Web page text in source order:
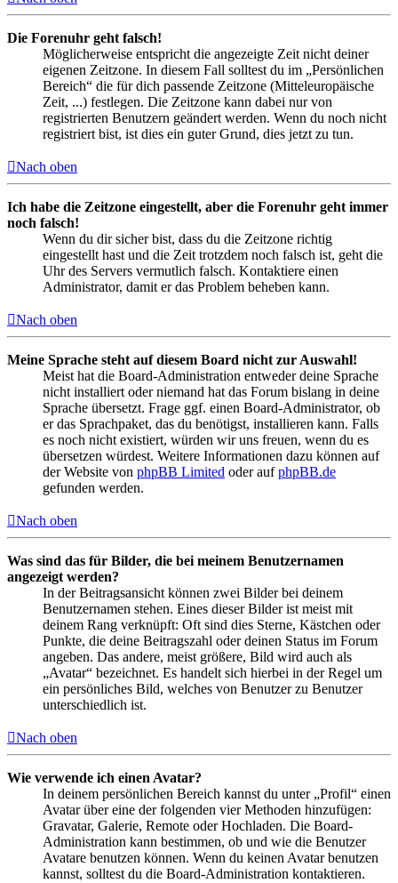
Die Forenuhr geht falsch!
Möglicherweise entspricht die angezeigte Zeit nicht deiner
eigenen Zeitzone. In diesem Fall solltest du im „Persönlichen
Bereich“ die für dich passende Zeitzone (Mitteleuropäische
Zeit, ...) festlegen. Die Zeitzone kann dabei nur von
registrierten Benutzern geändert werden. Wenn du noch nicht
registriert bist, ist dies ein guter Grund, dies jetzt zu tun.
Nach oben
Ich habe die Zeitzone eingestellt, aber die Forenuhr geht immer
noch falsch!
Wenn du dir sicher bist, dass du die Zeitzone richtig
eingestellt hast und die Zeit trotzdem noch falsch ist, geht die
Uhr des Servers vermutlich falsch. Kontaktiere einen
Administrator, damit er das Problem beheben kann.
Nach oben
Meine Sprache steht auf diesem Board nicht zur Auswahl!
Meist hat die Board-Administration entweder deine Sprache
nicht installiert oder niemand hat das Forum bislang in deine
Sprache übersetzt. Frage ggf. einen Board-Administrator, ob
er das Sprachpaket, das du benötigst, installieren kann. Falls
es noch nicht existiert, würden wir uns freuen, wenn du es
übersetzen würdest. Weitere Informationen dazu können auf
der Website von phpBB Limited oder aufphpBB.de
gefunden werden.
Nach oben
Was sind das für Bilder, die bei meinem Benutzernamen
angezeigt werden?
In der Beitragsansicht können zwei Bilder bei deinem
Benutzernamen stehen. Eines dieser Bilder ist meist mit
deinem Rang verknüpft: Oft sind dies Sterne, Kästchen oder
Punkte, die deine Beitragszahl oder deinen Status im Forum
angeben. Das andere, meist größere, Bild wird auch als
„Avatar“ bezeichnet. Es handelt sich hierbei in der Regel um
ein persönliches Bild, welches von Benutzer zu Benutzer
unterschiedlich ist.
Nach oben
Wie verwende ich einen Avatar?
In deinem persönlichen Bereich kannst du unter „Profil“ einen
Avatar über eine der folgenden vier Methoden hinzufügen:
Gravatar, Galerie, Remote oder Hochladen. Die Board-
Administration kann bestimmen, ob und wie die Benutzer
Avatare benutzen können. Wenn du keinen Avatar benutzen
kannst, solltest du die Board-Administration kontaktieren.